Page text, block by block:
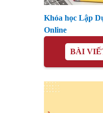
Khóa học Lập
Online
BÀI